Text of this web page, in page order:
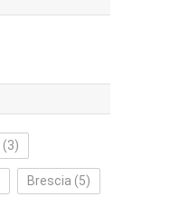
(3)
Brescia (5)